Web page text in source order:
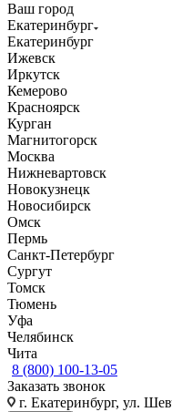
Ваш город
Екатеринбург
Екатеринбург
Ижевск
Иркутск
Кемерово
Красноярск
Курган
Магнитогорск
Москва
Нижневартовск
Новокузнецк
Новосибирск
Омск
Пермь
Санкт-Петербург
Сургут
Томск
Тюмень
Уфа
Челябинск
Чита
8 (800) 100-13-05
Заказать звонок
г. Екатеринбург, ул.